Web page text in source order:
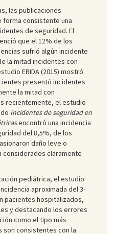
las publicaciones
forma consistente una
de seguridad. El
que el 12% de los
sufrió algún incidente
la mitad incidentes con
ERIDA (2015) mostró
presentó incidentes
la mitad con
recientemente, el estudio
Incidentes de seguridad en
encontró una incidencia
del 8,5%, de los
daño leve o
considerados claramente
pediátrica, el estudio
aproximada del 3-
pacientes hospitalizados,
y destacando los errores
como el tipo más
son consistentes con la